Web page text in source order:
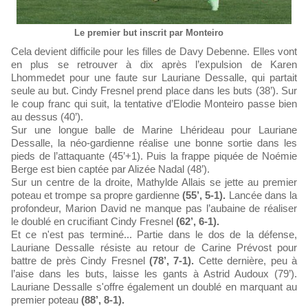
Le premier but inscrit par Monteiro
Cela devient difficile pour les filles de Davy Debenne. Elles vont
en plus se retrouver à dix après l’expulsion de Karen
Lhommedet pour une faute sur Lauriane Dessalle, qui partait
seule au but. Cindy Fresnel prend place dans les buts (38’). Sur
le coup franc qui suit, la tentative d’Elodie Monteiro passe bien
au dessus (40’).
Sur une longue balle de Marine Lhérideau pour Lauriane
Dessalle, la néo-gardienne réalise une bonne sortie dans les
pieds de l’attaquante (45’+1). Puis la frappe piquée de Noémie
Berge est bien captée par Alizée Nadal (48’).
Sur un centre de la droite, Mathylde Allais se jette au premier
poteau et trompe sa propre gardienne(55’, 5-1). Lancée dans la
profondeur, Marion David ne manque pas l’aubaine de réaliser
le doublé en crucifiant Cindy Fresnel (62’, 6-1).
Et ce n'est pas terminé... Partie dans le dos de la défense,
Lauriane Dessalle résiste au retour de Carine Prévost pour
battre de près Cindy Fresnel(78’, 7-1). Cette dernière, peu à
l’aise dans les buts, laisse les gants à Astrid Audoux (79’).
Lauriane Dessalle s'offre également un doublé en marquant au
premier poteau (88’, 8-1).